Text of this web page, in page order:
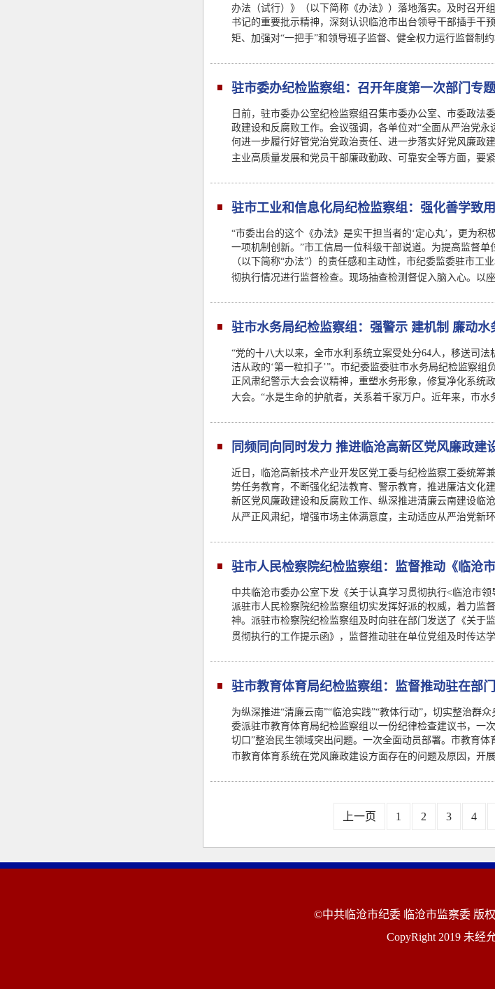
办法（试行）》（以下简称《办法》）落地落实。及时召开
书记的重要批示精神，深刻认识临沧市出台领导干部插手干
矩、加强对“一把手”和领导班子监督、健全权力运行监督制
驻市委办纪检监察组：召开年度第一次部门专
日前，驻市委办公室纪检监察组召集市委办公室、市委政法
政建设和反腐败工作。会议强调，各单位对“全面从严治党
何进一步履行好管党治党政治责任、进一步落实好党风廉政
主业高质量发展和党员干部廉政勤政、可靠安全等方面，要
驻市工业和信息化局纪检监察组：强化善学致
究办法（试行）》
“市委出台的这个《办法》是实干担当者的‘定心丸’，更为
一项机制创新。”市工信局一位科级干部说道。为提高监督
（以下简称“办法”）的责任感和主动性，市纪委监委驻市
彻执行情况进行监督检查。现场抽查检测督促入脑入心。以
驻市水务局纪检监察组：强警示 建机制 廉动水
“党的十八大以来，全市水利系统立案受处分64人，移送司
洁从政的‘第一粒扣子’”。市纪委监委驻市水务局纪检监察
正风肃纪警示大会会议精神，重塑水务形象，修复净化系统
大会。“水是生命的护航者，关系着千家万户。近年来，市
同频同向同时发力 推进临沧高新区党风廉政建
近日，临沧高新技术产业开发区党工委与纪检监察工委统筹
势任务教育，不断强化纪法教育、警示教育，推进廉洁文化
新区党风廉政建设和反腐败工作、纵深推进清廉云南建设临
从严正风肃纪，增强市场主体满意度，主动适应从严治党新
驻市人民检察院纪检监察组：监督推动《临沧
（试行）》的贯彻执行落实落地
中共临沧市委办公室下发《关于认真学习贯彻执行<临沧市
派驻市人民检察院纪检监察组切实发挥好派的权威，着力监
神。派驻市检察院纪检监察组及时向驻在部门发送了《关于
贯彻执行的工作提示函》，监督推动驻在单位党组及时传达
驻市教育体育局纪检监察组：监督推动驻在部
为纵深推进“清廉云南”“临沧实践”“教体行动”，切实整治群
委派驻市教育体育局纪检监察组以一份纪律检查建议书，一
切口”整治民生领域突出问题。一次全面动员部署。市教育
市教育体育系统在党风廉政建设方面存在的问题及原因，开
上一页 1 2 3 4
©中共临沧市纪委 临沧市监察委 版
CopyRight 2019 未经